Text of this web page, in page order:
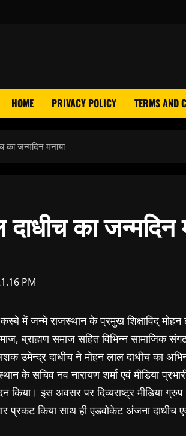
HOME PRIVACY POLICY TERMS AND
का जन्मदिन मनाया
दाधीच का जन्मदिन
कस्बे में जन्मे राजस्थान के प्रमुख शिक्षाविद्
ब्राह्मण समाज सहित विभिन्न सामाजिक
उमेन्द्र दाधीच ने मोहन लाल दाधीच का
के सचिव नव नारायण शर्मा एवं मीडिया
किया। इस अवसर पर दिव्यराष्ट्र मीडिया
प्रकट किया साथ ही एडवोकेट अंजना दाधीच